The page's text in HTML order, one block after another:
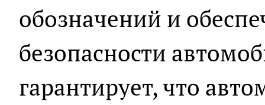
обозначений и
безопасности
гарантирует, что